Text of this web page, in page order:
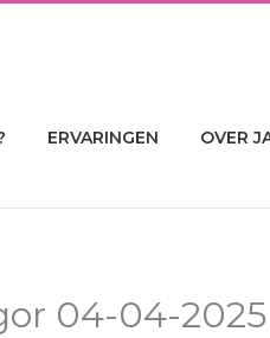
ERVARINGEN OVER
04-04-2025